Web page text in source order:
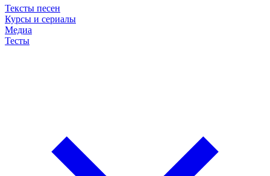
Тексты песен
Курсы и сериалы
Медиа
Тесты